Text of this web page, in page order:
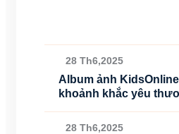
28 Th6,2025
Album ảnh
khoảnh khắc yêu
28 Th6,2025